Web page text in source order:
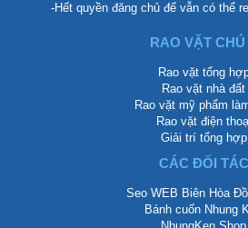
-Hết quyền đăng chủ để vẫn có thể
RAO VẶT CHÚ
Rao vặt tổng
Rao vặt nhà đất
Rao vặt mỹ phẩm
Rao vặt điện
Giải trí tổng hợp
CÁC ĐỐI TÁC
Seo WEB Biên Hòa
Bánh cuốn Nhung